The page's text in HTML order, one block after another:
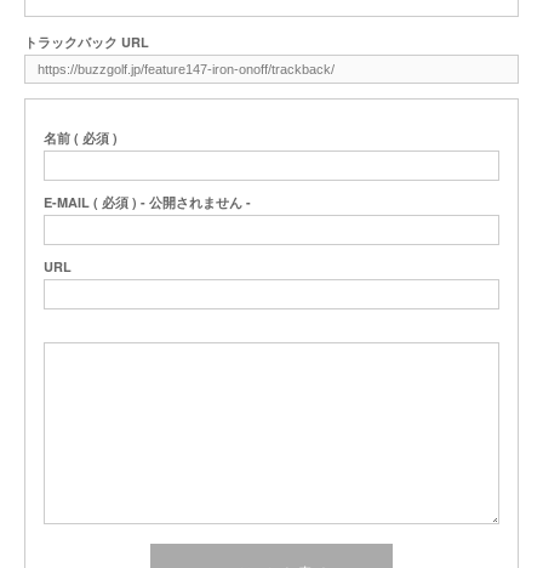
トラックバック URL
名前 ( 必須 )
E-MAIL ( 必須 ) - 公開されません -
URL